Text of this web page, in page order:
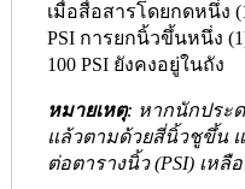
เมื่อสื่อสารโดยกดหนึ่ง
PSI การยกนิ้วขึ้นหนึ่ง
100 PSI ยังคงอยู่ในถัง
หมายเหตุ: หากนักประ
แล้วตามด้วยสี่นิ้วชูขึ้น
ต่อตารางนิ้ว (PSI) เหลื